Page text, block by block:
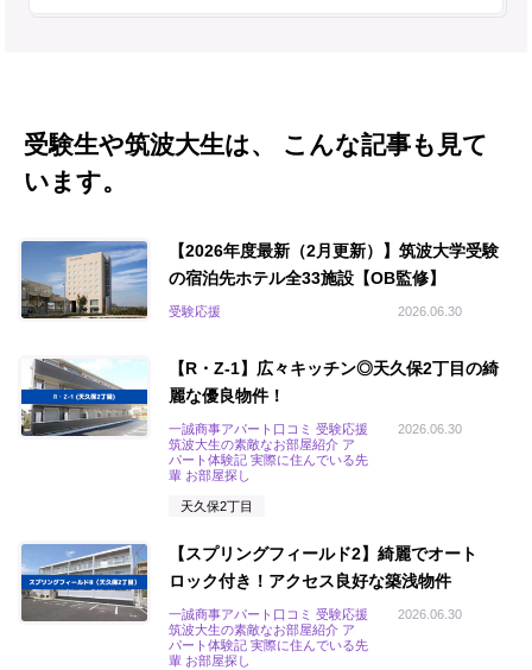
受験生や筑波大生は、 こんな記事も見て
います。
【2026年度最新（2月更新）】筑波大学受験
の宿泊先ホテル全33施設【OB監修】
2026.06.30
受験応援
【R・Z-1】広々キッチン◎天久保2丁目の綺
麗な優良物件！
2026.06.30
一誠商事アパート口コミ 受験応援
筑波大生の素敵なお部屋紹介 ア
パート体験記 実際に住んでいる先
輩 お部屋探し
天久保2丁目
【スプリングフィールド2】綺麗でオート
ロック付き！アクセス良好な築浅物件
2026.06.30
一誠商事アパート口コミ 受験応援
筑波大生の素敵なお部屋紹介 ア
パート体験記 実際に住んでいる先
輩 お部屋探し